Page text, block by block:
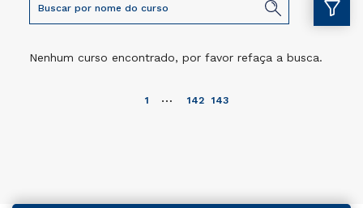
Nenhum curso encontrado, por favor refaça a busca.
1 … 142 143